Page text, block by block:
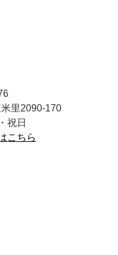
里2090-170
祝日
こちら